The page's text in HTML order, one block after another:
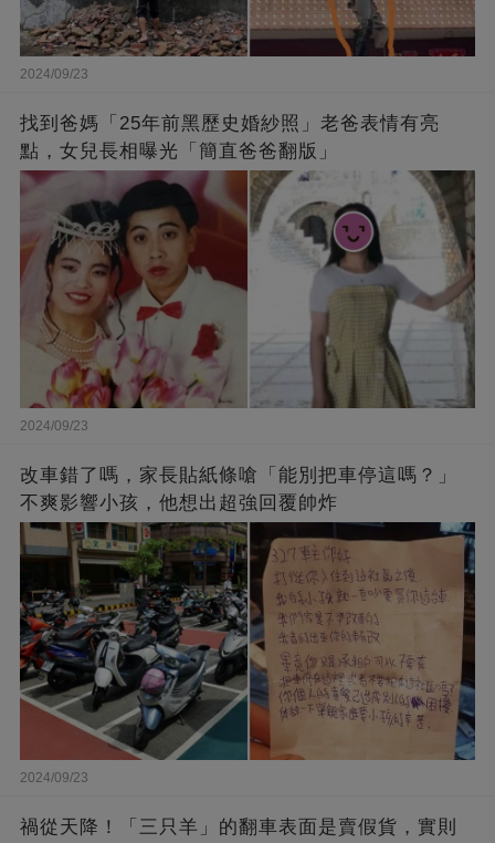
2024/09/23
找到爸媽「25年前黑歷史婚紗照」老爸表情有亮
點，女兒長相曝光「簡直爸爸翻版」
2024/09/23
改車錯了嗎，家長貼紙條嗆「能別把車停這嗎？」
不爽影響小孩，他想出超強回覆帥炸
2024/09/23
禍從天降！「三只羊」的翻車表面是賣假貨，實則